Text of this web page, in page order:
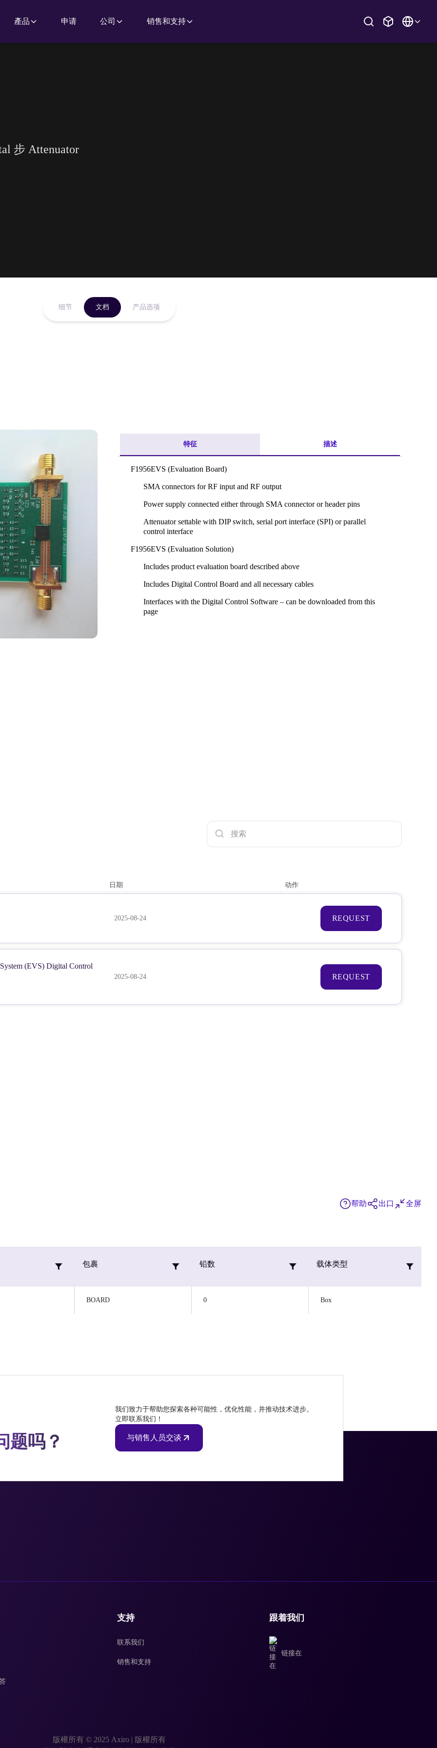
產品 申请 公司 销售和支持
步 Attenuator
细节 文档 产品选项
特征 描述
F1956EVS (Evaluation Board)
SMA connectors for RF input and RF output
Power supply connected either through SMA connector or header pins
Attenuator settable with DIP switch, serial port interface (SPI) or parallel
control interface
F1956EVS (Evaluation Solution)
Includes product evaluation board described above
Includes Digital Control Board and all necessary cables
Interfaces with the Digital Control Software – can be downloaded from this
page
日期 动作
2025-08-24 REQUEST
(EVS) Digital Control
2025-08-24 REQUEST
帮助 出口 全屏
包裹 铅数 载体类型
BOARD 0 Box
题吗？
我们致力于帮助您探索各种可能性，优化性能，并推动技术进步。
立即联系我们！
与销售人员交谈
支持
联系我们
销售和支持
跟着我们
链接在
版權所有 © 2025 Axiro | 版權所有